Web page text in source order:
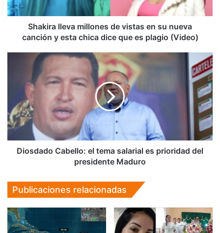
nueva
canción
(Video)
Shakira lleva millones de vistas en su nueva
canción y esta chica dice que es plagio (Video)
salarial
es
prioridad
del
presidente
Maduro
Diosdado Cabello: el tema salarial es prioridad del
presidente Maduro
Publicaciones relacionadas